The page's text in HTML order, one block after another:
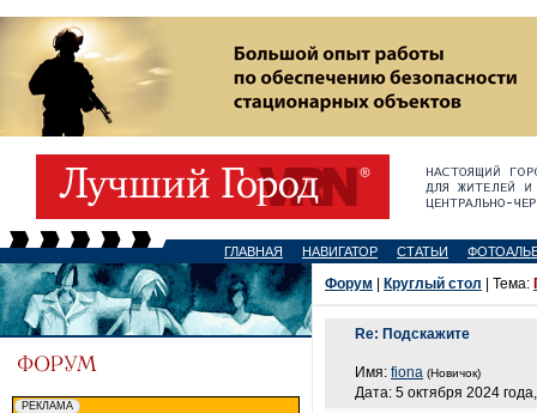
ГЛАВНАЯ НАВИГАТОР СТАТЬИ
Форум Круглый стол | Тема:
Re: Подскажите
Имя: fiona (Новичок)
Дата: 5 октября 2024